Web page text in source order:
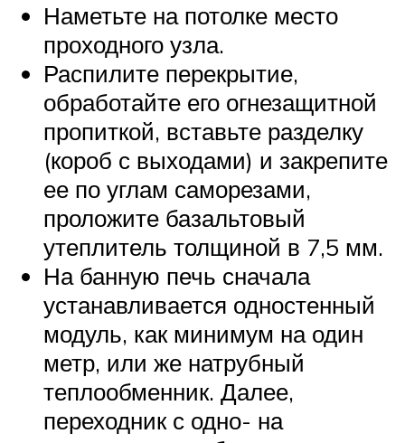
Наметьте на потолке место
проходного узла.
Распилите перекрытие,
обработайте его огнезащитной
пропиткой, вставьте разделку
(короб с выходами) и закрепите
ее по углам саморезами,
проложите базальтовый
утеплитель толщиной в 7,5 мм.
На банную печь сначала
устанавливается одностенный
модуль, как минимум на один
метр, или же натрубный
теплообменник. Далее,
переходник с одно- на